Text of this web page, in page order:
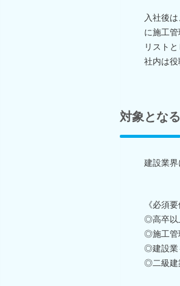
入社後
に施工
リスト
社内は役
対象とな
建設業
《必須要
◎高卒以
◎施工管
◎建設業
◎二級建